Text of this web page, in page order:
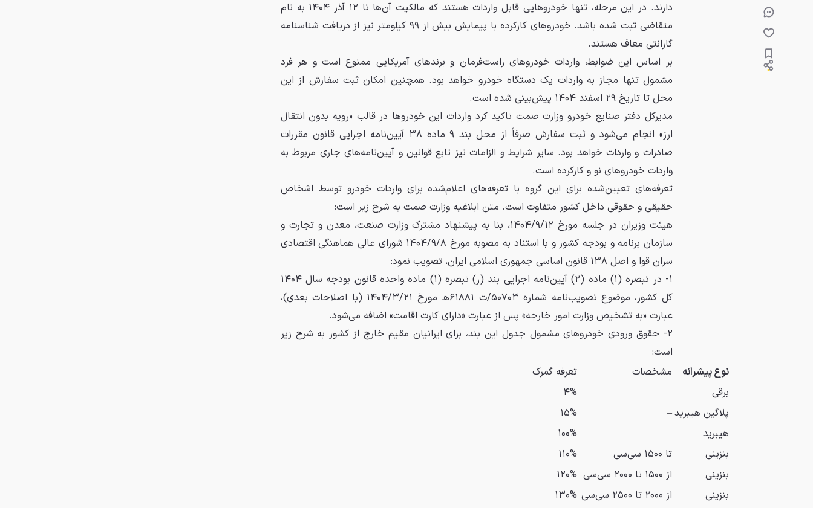
دارند. در این مرحله، تنها خودروهایی قابل واردات هستند که مالکیت آن‌ها تا ۱۲ آذر ۱۴۰۴ به نام
متقاضی ثبت شده باشد. خودروهای کارکرده با پیمایش بیش از ۹۹ کیلومتر نیز از دریافت شناسنامه
گارانتی معاف هستند.
بر اساس این ضوابط، واردات خودروهای راست‌فرمان و برندهای آمریکایی ممنوع است و هر فرد
مشمول تنها مجاز به واردات یک دستگاه خودرو خواهد بود. همچنین امکان ثبت سفارش از این
محل تا تاریخ ۲۹ اسفند ۱۴۰۴ پیش‌بینی شده است.
مدیرکل دفتر صنایع خودرو وزارت صمت تاکید کرد واردات این خودروها در قالب «رویه بدون انتقال
ارز» انجام می‌شود و ثبت سفارش صرفاً از محل بند ۹ ماده ۳۸ آیین‌نامه اجرایی قانون مقررات
صادرات و واردات خواهد بود. سایر شرایط و الزامات نیز تابع قوانین و آیین‌نامه‌های جاری مربوط به
واردات خودروهای نو و کارکرده است.
تعرفه‌های تعیین‌شده برای این گروه با تعرفه‌های اعلام‌شده برای واردات خودرو توسط اشخاص
حقیقی و حقوقی داخل کشور متفاوت است. متن ابلاغیه وزارت صمت به شرح زیر است:
هیئت وزیران در جلسه مورخ ۱۴۰۴/۹/۱۲، بنا به پیشنهاد مشترک وزارت صنعت، معدن و تجارت و
سازمان برنامه و بودجه کشور و با استناد به مصوبه مورخ ۱۴۰۴/۹/۸ شورای عالی هماهنگی اقتصادی
سران قوا و اصل ۱۳۸ قانون اساسی جمهوری اسلامی ایران، تصویب نمود:
۱- در تبصره (۱) ماده (۲) آیین‌نامه اجرایی بند (ر) تبصره (۱) ماده واحده قانون بودجه سال ۱۴۰۴
کل کشور، موضوع تصویب‌نامه شماره ۵۰۷۰۳/ت ۶۱۸۸۱هـ مورخ ۱۴۰۴/۳/۲۱ (با اصلاحات بعدی)،
عبارت «به تشخیص وزارت امور خارجه» پس از عبارت «دارای کارت اقامت» اضافه می‌شود.
۲- حقوق ورودی خودروهای مشمول جدول این بند، برای ایرانیان مقیم خارج از کشور به شرح زیر
است:
نوع پیشرانه
مشخصات
تعرفه گمرک
برقی
–
۴%
پلاگین هیبرید–
۱۵%
هیبرید
–
۱۰۰%
بنزینی
تا ۱۵۰۰ سی‌سی
۱۱۰%
بنزینی
از ۱۵۰۰ تا ۲۰۰۰ سی‌سی
۱۲۰%
بنزینی
از ۲۰۰۰ تا ۲۵۰۰ سی‌سی
۱۳۰%